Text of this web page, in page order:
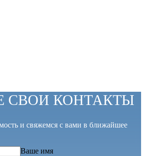
СВОИ КОНТАКТЫ
и свяжемся с вами в ближайшее
Ваше имя